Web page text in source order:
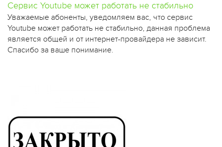
Сервис Youtube может работать не стабильно
​Уважаемые абоненты, уведомляем вас, что сервис
Youtube может работать не стабильно, данная проблема
является общей и от интернет-провайдера не зависит.
Спасибо за ваше понимание.